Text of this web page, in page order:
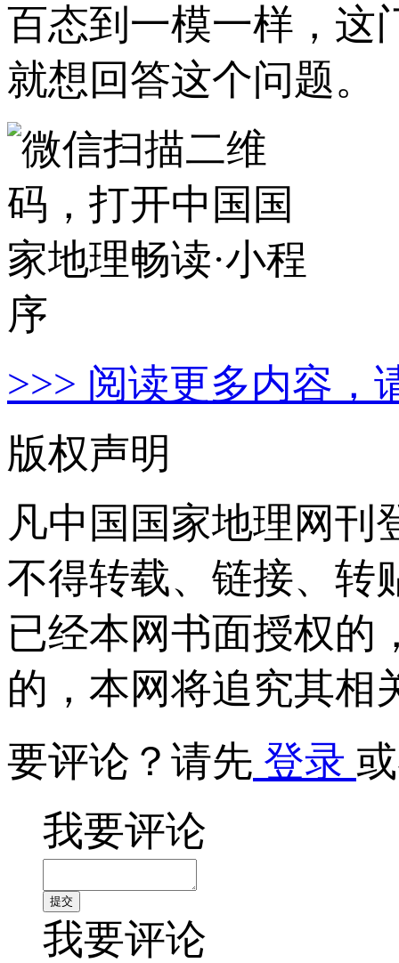
百态到一模一样，这
就想回答这个问题。
>>> 阅读更多内容，
版权声明
凡中国国家地理网刊
不得转载、链接、转
已经本网书面授权的
的，本网将追究其相
要评论？请先 登录
我要评论
我要评论